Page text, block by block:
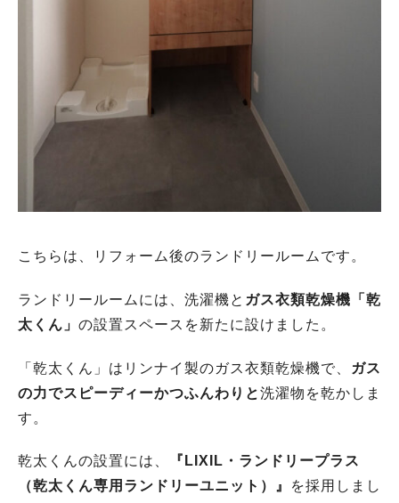
こちらは、リフォーム後のランドリールームです。
ランドリールームには、洗濯機と ガス衣類乾燥機「乾
太くん」 の設置スペースを新たに設けました。
「乾太くん」はリンナイ製のガス衣類乾燥機で、
ガス
の力でスピーディーかつふんわりと洗濯物を乾かしま
す。
乾太くんの設置には、
『LIXIL・ランドリープラス
（乾太くん専用ランドリーユニット）』
を採用しまし